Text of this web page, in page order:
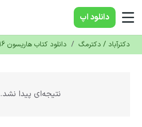
دانلود‌ اپ
دکترآباد / دکترمگ / دانلود کتاب هاریسون 2016
نتیجه‌ای پیدا نشد.